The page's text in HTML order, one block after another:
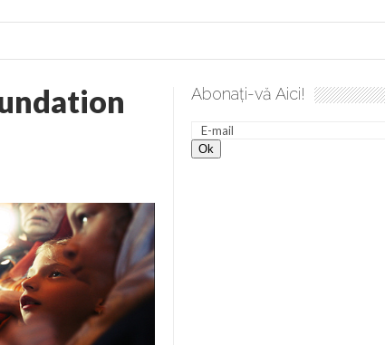
desăvârșire. Gând de duminică de Elena Solunca Moise
dat în judecată pentru HG 5G. Antenele de telefonie
de către el: Sfânta Ana – Orșova
Cavalerii noilor apocalipse. “O societate înfricoșată e mult
Naţională – o mare sărbătoare. VIDEO
pe El să-l ascultați!” În inimi “să-nflorească, ca rod de har,
Abonați-vă Aici!